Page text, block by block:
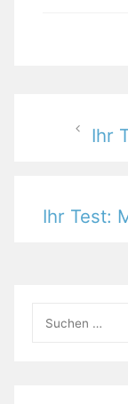
Ihr
Ihr Test:
nach: